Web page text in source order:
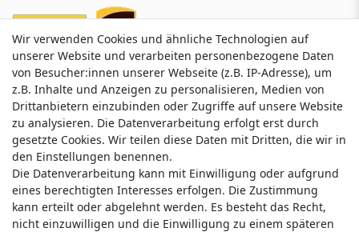
Service & Kontakt
Wünschen Sie einen Rückruf?
service@nawajo.de
Wir verwenden Cookies und ähnliche Technologien auf
unserer Website und verarbeiten personenbezogene Daten
von Besucher:innen unserer Webseite (z.B. IP-Adresse), um
z.B. Inhalte und Anzeigen zu personalisieren, Medien von
Drittanbietern einzubinden oder Zugriffe auf unsere Website
zu analysieren. Die Datenverarbeitung erfolgt erst durch
gesetzte Cookies. Wir teilen diese Daten mit Dritten, die wir in
den Einstellungen benennen.
Die Datenverarbeitung kann mit Einwilligung oder aufgrund
eines berechtigten Interesses erfolgen. Die Zustimmung
kann erteilt oder abgelehnt werden. Es besteht das Recht,
nicht einzuwilligen und die Einwilligung zu einem späteren
Wir verwenden Cookies und ähnliche Technologien auf
unserer Website und verarbeiten personenbezogene Daten
von Besucher:innen unserer Webseite (z.B. IP-Adresse), um
z.B. Inhalte und Anzeigen zu personalisieren, Medien von
Drittanbietern einzubinden oder Zugriffe auf unsere Website
zu analysieren. Die Datenverarbeitung erfolgt erst durch
gesetzte Cookies. Wir teilen diese Daten mit Dritten, die wir in
den Einstellungen benennen.
Die Datenverarbeitung kann mit Einwilligung oder aufgrund
eines berechtigten Interesses erfolgen. Die Zustimmung
kann erteilt oder abgelehnt werden. Es besteht das Recht,
nicht einzuwilligen und die Einwilligung zu einem späteren